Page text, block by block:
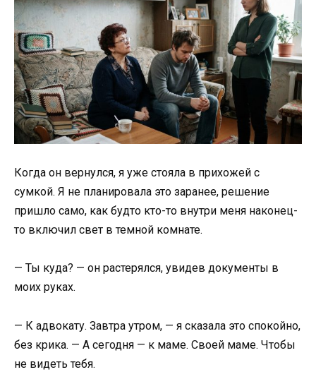
Когда он вернулся, я уже стояла в прихожей с
сумкой. Я не планировала это заранее, решение
пришло само, как будто кто-то внутри меня наконец-
то включил свет в темной комнате.
— Ты куда? — он растерялся, увидев документы в
моих руках.
— К адвокату. Завтра утром, — я сказала это спокойно,
без крика. — А сегодня — к маме. Своей маме. Чтобы
не видеть тебя.